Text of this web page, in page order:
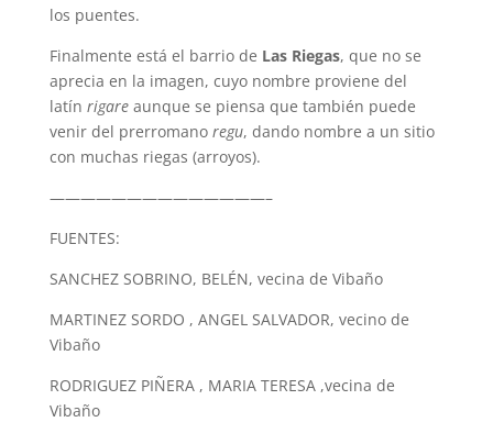
los puentes.
Finalmente está el barrio de Las Riegas, que no se
aprecia en la imagen, cuyo nombre proviene del
latín rigareaunque se piensa que también puede
venir del prerromano regu, dando nombre a un sitio
con muchas riegas (arroyos).
——————————————–
FUENTES:
SANCHEZ SOBRINO, BELÉN, vecina de Vibaño
MARTINEZ SORDO , ANGEL SALVADOR, vecino de
Vibaño
RODRIGUEZ PIÑERA , MARIA TERESA ,vecina de
Vibaño